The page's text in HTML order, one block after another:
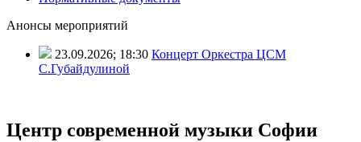
Анонсы мероприятий
23.09.2026; 18:30 Концерт Оркестра ЦСМ
С.Губайдулиной
Центр современной музыки Софии